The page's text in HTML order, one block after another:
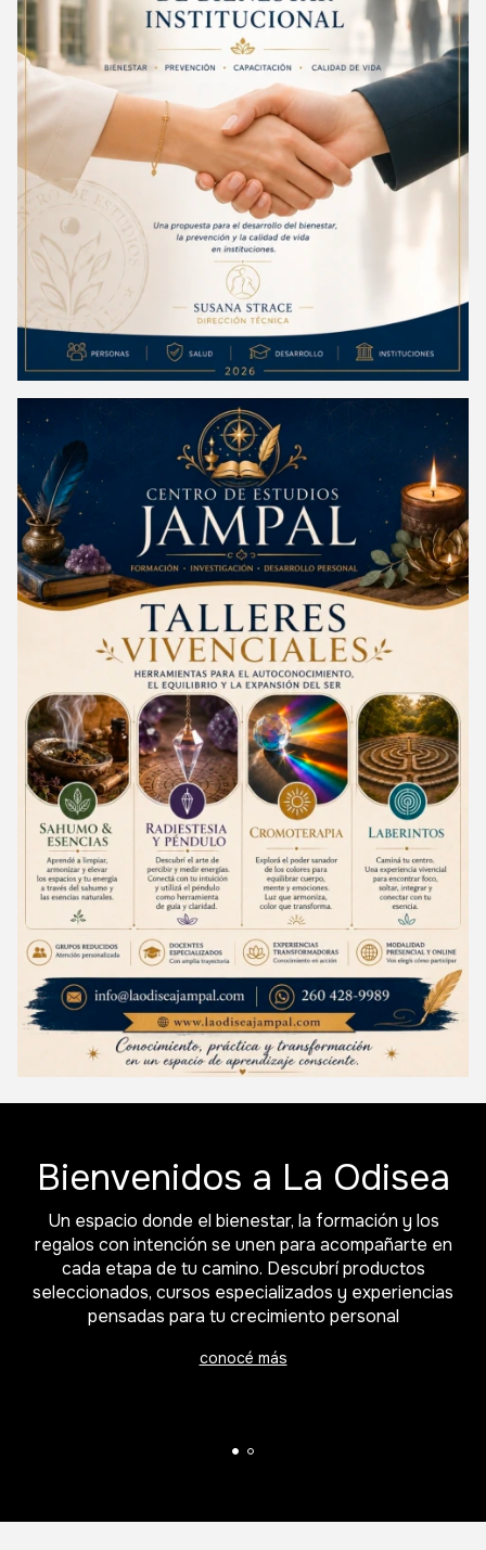
Bienvenidos a La Odisea
Un espacio donde el bienestar, la formación y los
regalos con intención se unen para acompañarte en
cada etapa de tu camino. Descubrí productos
seleccionados, cursos especializados y experiencias
pensadas para tu crecimiento personal
conocé más